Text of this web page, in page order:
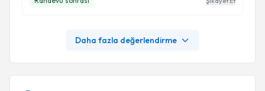
Daha fazla değerlendirme